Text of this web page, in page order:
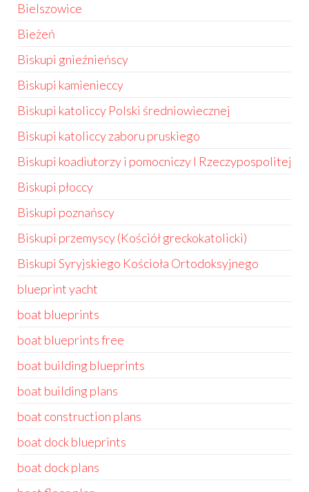
Bielszowice
Bieżeń
Biskupi gnieźnieńscy
Biskupi kamienieccy
Biskupi katoliccy Polski średniowiecznej
Biskupi katoliccy zaboru pruskiego
Biskupi koadiutorzy i pomocniczy I Rzeczypospolitej
Biskupi płoccy
Biskupi poznańscy
Biskupi przemyscy (Kościół greckokatolicki)
Biskupi Syryjskiego Kościoła Ortodoksyjnego
blueprint yacht
boat blueprints
boat blueprints free
boat building blueprints
boat building plans
boat construction plans
boat dock blueprints
boat dock plans